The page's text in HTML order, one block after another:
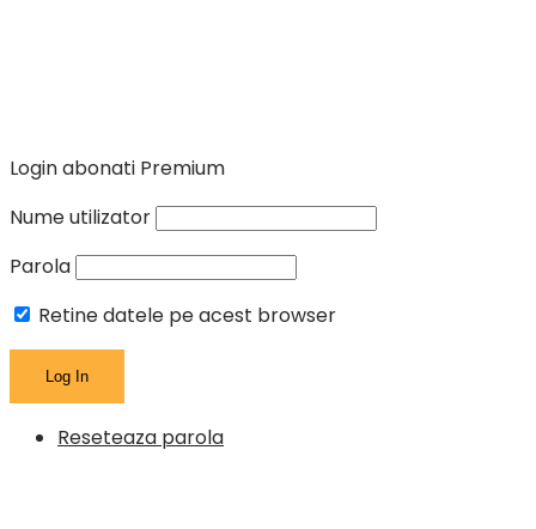
Login abonati Premium
Nume utilizator
Parola
Retine datele pe acest browser
Reseteaza parola